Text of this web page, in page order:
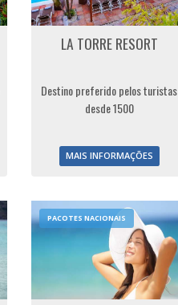
LA TORRE RESORT
Destino preferido pelos turistas
desde 1500
MAIS INFORMAÇÕES
PACOTES NACIONAIS